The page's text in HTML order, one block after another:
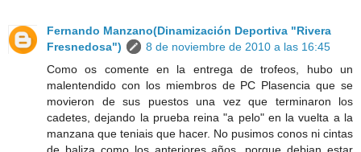
Fernando Manzano(Dinamización Deportiva "Rivera
Fresnedosa")
8 de noviembre de 2010 a las 16:45
Como os comente en la entrega de trofeos, hubo un
malentendido con los miembros de PC Plasencia que se
movieron de sus puestos una vez que terminaron los
cadetes, dejando la prueba reina "a pelo" en la vuelta a la
manzana que teniais que hacer. No pusimos conos ni cintas